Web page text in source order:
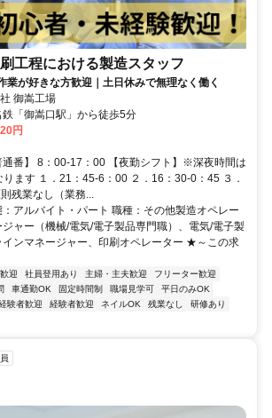
工程における製造スタッフ
業が好きな方歓迎｜土日休みで無理なく働く
御嵩工場
「御嵩口駅」から徒歩5分
円
通番】 8：00-17：00 【夜勤シフト】※深夜時間は
ます １．21：45-6：00 ２．16：30-0：45 ３．
残業なし（業務...
アルバイト・パート 職種：その他製造オペレー
ャー（機械/電気/電子製品専門職）、電気/電子製
インマネージャー、印刷オペレーター ★～この求
迎 社員登用あり 主婦・主夫歓迎
フリーター歓迎
車通勤OK 固定時間制 職場見学可
平日のみOK
験者歓迎 経験者歓迎 ネイルOK 残業なし
研修あり